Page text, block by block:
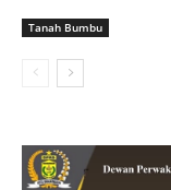
Tanah Bumbu